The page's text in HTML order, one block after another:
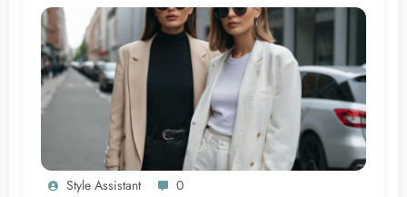
Style Assistant 0